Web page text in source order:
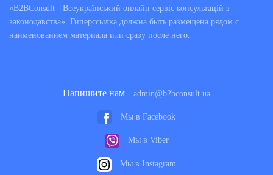
«B2BConsult - Всеукраїнський онлайн сервіс консультацій з
законодавства». Гиперссылка должна быть размещена рядом с
наименованием материала или сразу после него.
Напишите нам admin@b2bconsult.ua
Мы в Facebook
Мы в Viber
Мы в Instagram